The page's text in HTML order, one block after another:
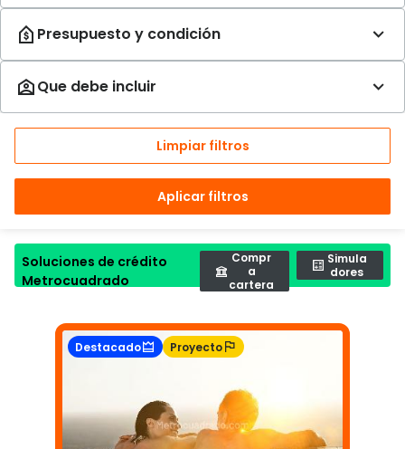
Limpiar filtros
Aplicar filtros
Soluciones de crédito
Metrocuadrado
Compr
a
cartera
Simula
dores
Destacado Proyecto